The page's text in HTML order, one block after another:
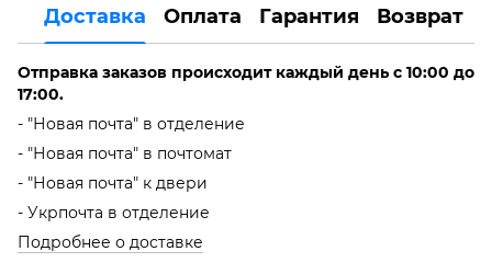
Доставка Оплата Гарантия Возврат
Отправка заказов происходит каждый день с 10:00 до
17:00.
- "Новая почта" в отделение
- "Новая почта" в почтомат
- "Новая почта" к двери
- Укрпочта в отделение
Подробнее о доставке